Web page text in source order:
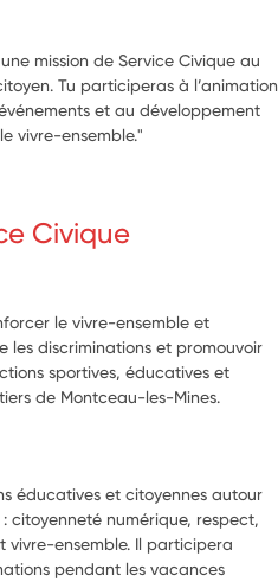
mission de Service Civique au
Tu participeras à l’animation
et au développement
vivre-ensemble."
Civique
le vivre-ensemble et
les discriminations et promouvoir
sportives, éducatives et
de Montceau-les-Mines.
éducatives et citoyennes autour
citoyenneté numérique, respect,
vivre-ensemble. Il participera
pendant les vacances